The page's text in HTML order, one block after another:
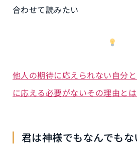
合わせて読みたい
他人の期待に応えられない自分
に応える必要がないその理由とは
君は神様でもなんでも